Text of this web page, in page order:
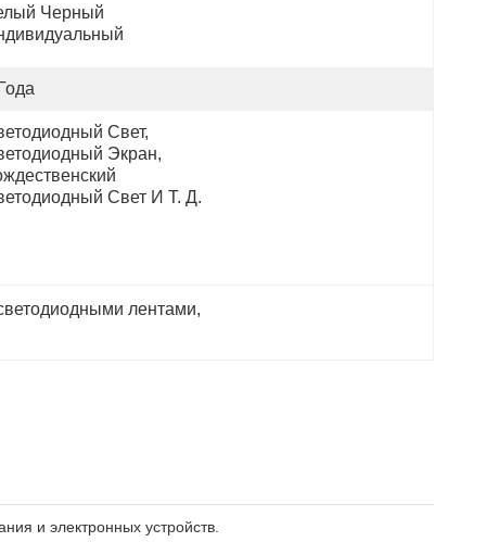
Черный
Свет,
Экран,
Свет И Т. Д.
лентами,
и электронных устройств.